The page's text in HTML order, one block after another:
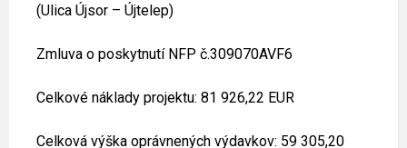
(Ulica Újsor – Újtelep)
Zmluva o poskytnutí NFP č.309070AVF6
Celkové náklady projektu: 81 926,22 EUR
Celková výška oprávnených výdavkov: 59 305,20